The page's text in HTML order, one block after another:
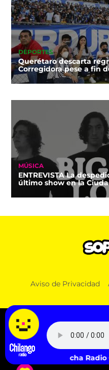
DEPORTES
Querétaro descarta
Corregidora pese a fin
MÚSICA
ENTREVISTA La
último show en la
Aviso de Privacidad
© 2026 SOPITAS.COM - MÚSICA,
MÁS!.
Escucha Radio